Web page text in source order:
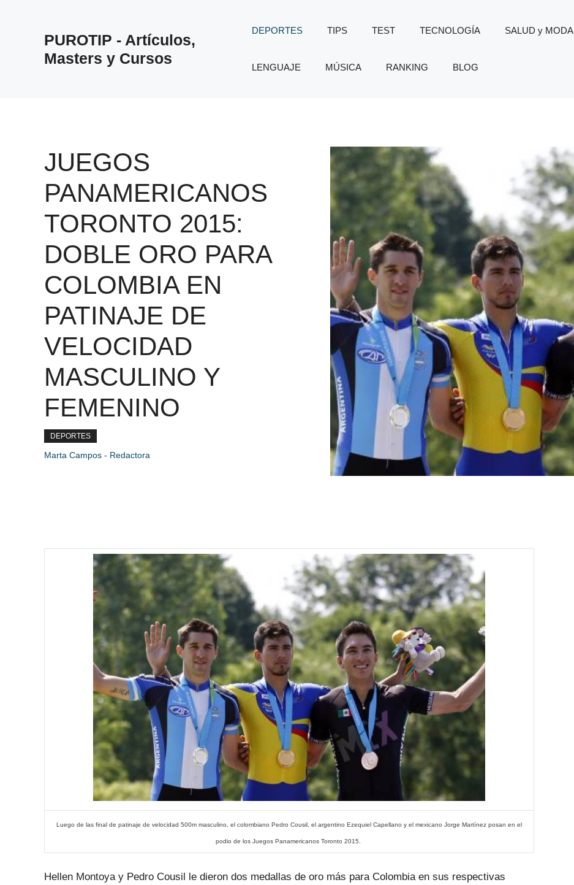
PUROTIP - Artículos,
Masters y Cursos
DEPORTES TIPS TEST TECNOLOGÍA SALUD y MODA
LENGUAJE MÚSICA RANKING BLOG
JUEGOS
PANAMERICANOS
TORONTO 2015:
DOBLE ORO PARA
COLOMBIA EN
PATINAJE DE
VELOCIDAD
MASCULINO Y
FEMENINO
DEPORTES
Marta Campos - Redactora
Luego de las final de patinaje de velocidad 500m masculino, el colombiano Pedro Cousil, el argentino Ezequiel Capellano y el mexicano Jorge Martínez posan en el
podio de los Juegos Panamericanos Toronto 2015.
Hellen Montoya y Pedro Cousil le dieron dos medallas de oro más para Colombia en sus respectivas